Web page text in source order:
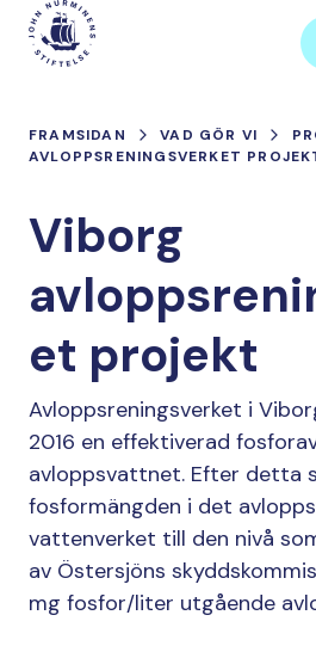
Hoppa
innehåll
Main
FRAMSIDAN VAD GÖR VI
AVLOPPSRENINGSVERKET
Viborg
et projekt
Avloppsreningsverket i
2016 en effektiverad
avloppsvattnet. Efter detta
fosformängden i det
vattenverket till den nivå
av Östersjöns
mg fosfor/liter utgående